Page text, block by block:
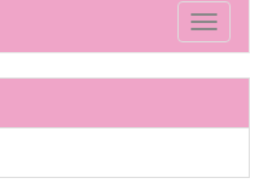
Toggle